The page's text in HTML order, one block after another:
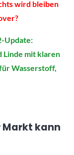
wird bleiben
Update:
Linde mit klaren
Wasserstoff,
Markt kann